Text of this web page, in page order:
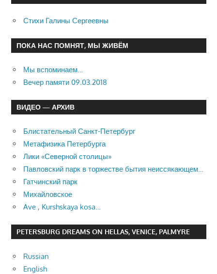
Стихи Галины Сергеевны
ПОКА НАС ПОМНЯТ, МЫ ЖИВЁМ
Мы вспоминаем…
Вечер памяти 09.03.2018
ВИДЕО — АРХИВ
Блистательный Санкт-Петербург
Метафизика Петербурга
Лики «Северной столицы»
Павловский парк в торжестве бытия неиссякающем…
Гатчинский парк
Михайловское
Ave , Kurshskaya kosa…
PETERSBURG DREAMS ON HELLAS, VENICE, PALMYRE
Russian
English